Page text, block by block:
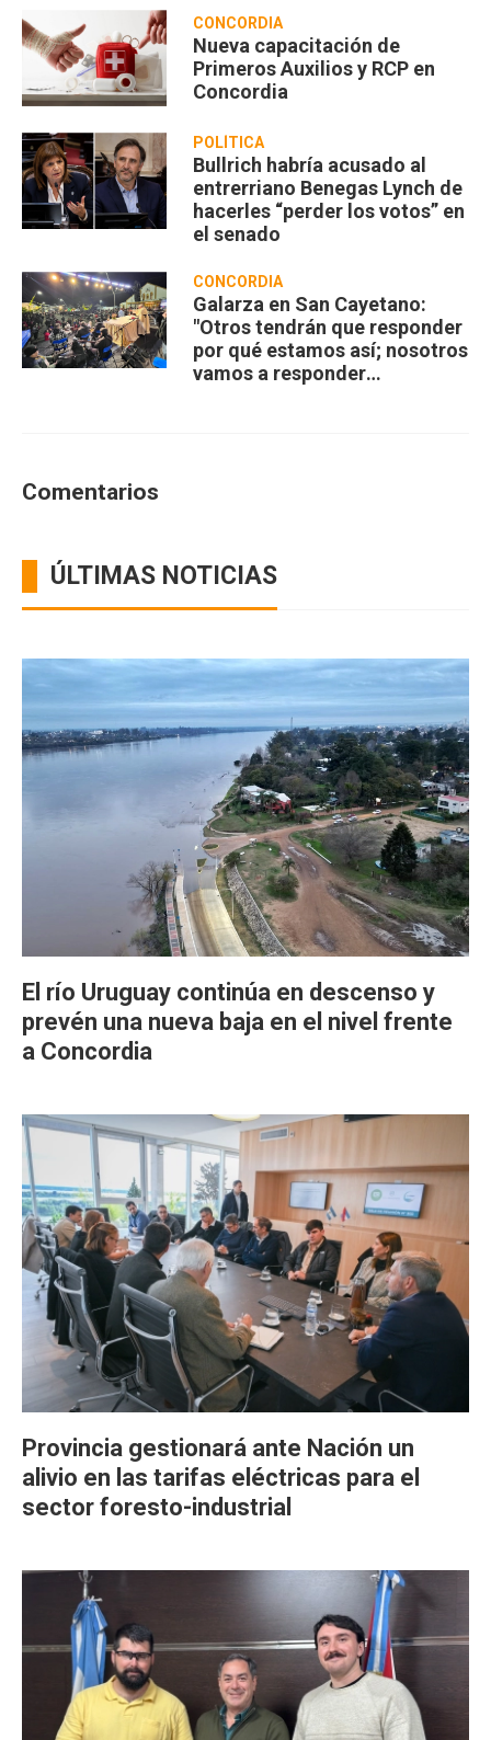
CONCORDIA
Nueva capacitación de
Primeros Auxilios y RCP en
Concordia
POLÍTICA
Bullrich habría acusado al
entrerriano Benegas Lynch de
hacerles “perder los votos” en
el senado
CONCORDIA
Galarza en San Cayetano:
"Otros tendrán que responder
por qué estamos así; nosotros
vamos a responder
Comentarios
ÚLTIMAS NOTICIAS
El río Uruguay continúa en descenso y
prevén una nueva baja en el nivel frente
a Concordia
Provincia gestionará ante Nación un
alivio en las tarifas eléctricas para el
sector foresto-industrial